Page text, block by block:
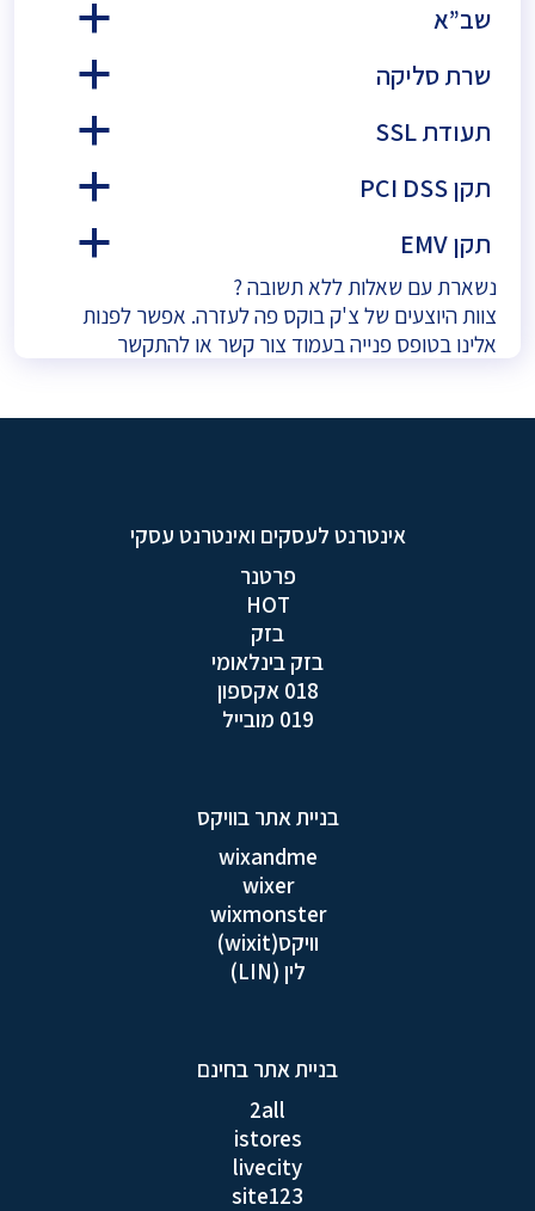
a
שב”א
a
שרת סליקה
a
תעודת SSL
a
תקן PCI DSS
a
תקן EMV
נשארת עם שאלות ללא תשובה ?
צוות היוצעים של צ'ק בוקס פה לעזרה. אפשר לפנות
אלינו בטופס פנייה בעמוד צור קשר או להתקשר
אינטרנט לעסקים ואינטרנט עסקי
פרטנר
HOT
בזק
בזק בינלאומי
018 אקספון
019 מובייל
בניית אתר בוויקס
wixandme
wixer
wixmonster
וויקס(wixit)
לין (LIN)
בניית אתר בחינם
2all
istores
livecity
site123